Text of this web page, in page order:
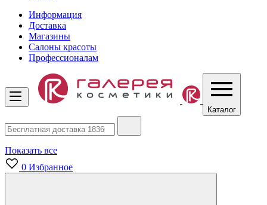
Информация
Доставка
Магазины
Салоны красоты
Профессионалам
Каталог
Показать все
0 Избранное